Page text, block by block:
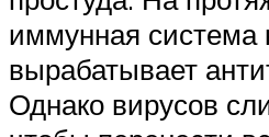
иммунная система
вырабатывает
Однако вирусов